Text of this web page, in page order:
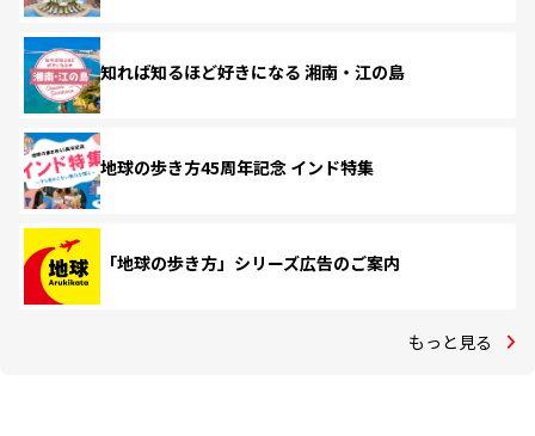
知れば知るほど好きになる 湘南・江の島
地球の歩き方45周年記念 インド特集
「地球の歩き方」シリーズ広告のご案内
もっと見る